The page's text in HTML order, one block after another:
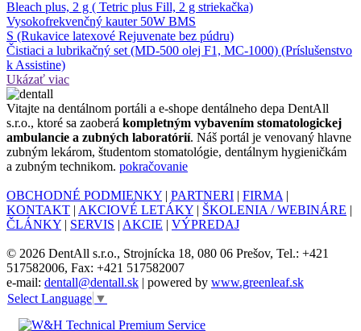
Bleach plus, 2 g ( Tetric plus Fill, 2 g striekačka)
Vysokofrekvenčný kauter 50W BMS
S (Rukavice latexové Rejuvenate bez púdru)
Čistiaci a lubrikačný set (MD-500 olej F1, MC-1000) (Príslušenstvo
k Assistine)
Ukázať viac
Vitajte na dentálnom portáli a e-shope dentálneho depa DentAll
s.r.o., ktoré sa zaoberá kompletným vybavením stomatologickej
ambulancie a zubných laboratórií. Náš portál je venovaný hlavne
zubným lekárom, študentom stomatológie, dentálnym hygieničkám
a zubným technikom. pokračovanie
OBCHODNÉ PODMIENKY PARTNERI FIRMA|
KONTAKT AKCIOVÉ LETÁKY ŠKOLENIA / WEBINÁRE
ČLÁNKY
SERVIS AKCIE VÝPREDAJ
© 2026 DentAll s.r.o., Strojnícka 18, 080 06 Prešov, Tel.: +421
517582006, Fax: +421 517582007
e-mail: dentall@dentall.sk | powered by www.greenleaf.sk
Select Language ▼